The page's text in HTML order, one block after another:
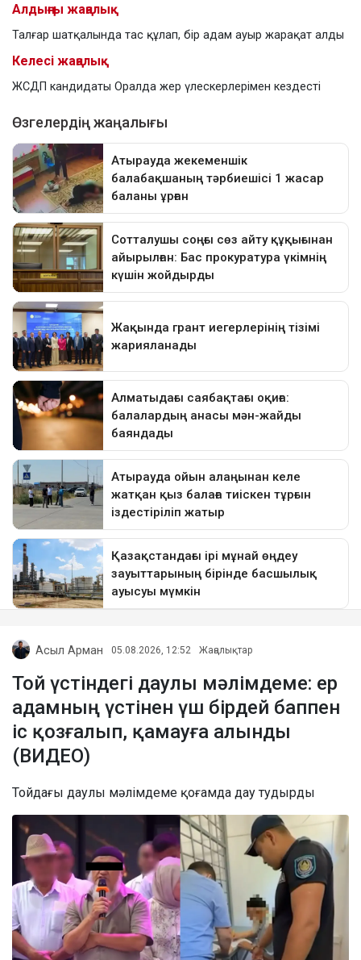
Алдыңғы жаңалық
Талғар шатқалында тас құлап, бір адам ауыр жарақат алды
Келесі жаңалық
ЖСДП кандидаты Оралда жер үлескерлерімен кездесті
Асыл Арман 05.08.2026, 12:52 Жаңалықтар
Той үстіндегі даулы мәлімдеме: ер
адамның үстінен үш бірдей баппен
іс қозғалып, қамауға алынды
(ВИДЕО)
Тойдағы даулы мәлімдеме қоғамда дау тудырды